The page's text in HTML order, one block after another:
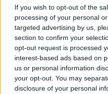
If you wish to opt-out of the
processing of your personal
targeted advertising by us,
section to confirm your
opt-out request is processed
interest-based ads based on
us or personal information
your opt-out. You may
disclosure of your personal
Skönhet
Sovrum
Sovrummet
Sponsrad produkt
Sponsrat plagg
Stora hallen
Tävlingar
Trädgården